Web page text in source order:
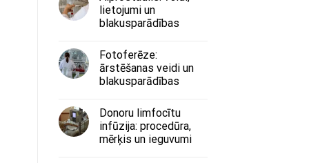
lietojumi un
blakusparādības
Fotoferēze:
ārstēšanas veidi un
blakusparādības
Donoru limfocītu
infūzija: procedūra,
mērķis un ieguvumi